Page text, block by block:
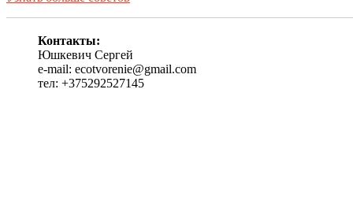
Контакты:
Юшкевич Сергей
e-mail: ecotvorenie@gmail.com
тел: +375292527145